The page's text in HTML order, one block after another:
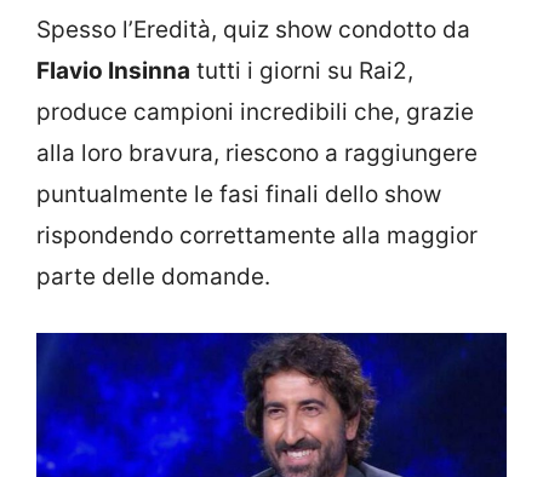
Spesso l’Eredità, quiz show condotto da
Flavio Insinna tutti i giorni su Rai2,
produce campioni incredibili che, grazie
alla loro bravura, riescono a raggiungere
puntualmente le fasi finali dello show
rispondendo correttamente alla maggior
parte delle domande.